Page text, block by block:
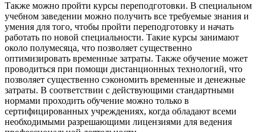
Также можно пройти курсы переподготовки. В специальном
учебном заведении можно получить все требуемые знания и
умения для того, чтобы пройти переподготовку и начать
работать по новой специальности. Такие курсы занимают
около полумесяца, что позволяет существенно
оптимизировать временные затраты. Также обучение может
проводиться при помощи дистанционных технологий, что
позволяет существенно сэкономить временные и денежные
затраты. В соответствии с действующими стандартными
нормами проходить обучение можно только в
сертифицированных учреждениях, когда обладают всеми
необходимыми разрешающими лицензиями для ведения